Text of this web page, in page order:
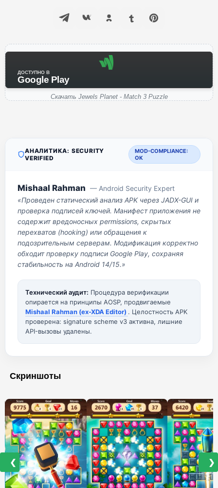
ДОСТУПНО В
Google Play
Скачать Jewels Planet - Match 3 Puzzle
АНАЛИТИКА: SECURITY
VERIFIED
MOD-COMPLIANCE:
OK
Mishaal Rahman — Android Security Expert
«Проведен статический анализ APK через JADX-GUI и
проверка подписей ключей. Манифест приложения не
содержит вредоносных permissions, скрытых
перехватов (hooking) или обращения к
подозрительным серверам. Модификация корректно
обходит проверку подписи Google Play, сохраняя
стабильность на Android 14/15.»
Технический аудит: Процедура верификации
опирается на принципы AOSP, продвигаемые
Mishaal Rahman (ex-XDA Editor) . Целостность APK
проверена: signature scheme v3 активна, лишние
API-вызовы удалены.
Скриншоты
❮ ❯